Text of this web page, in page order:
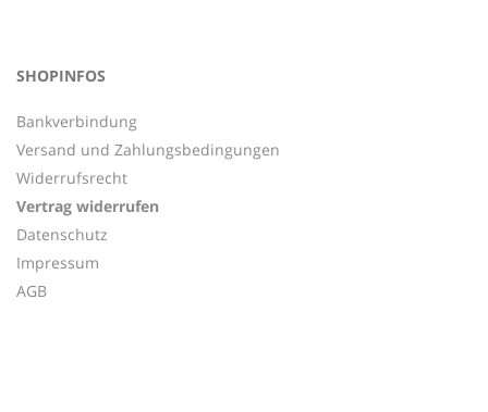
SHOPINFOS
Bankverbindung
Versand und Zahlungsbedingungen
Widerrufsrecht
Vertrag widerrufen
Datenschutz
Impressum
AGB